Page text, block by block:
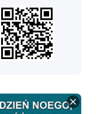
świadectwa z
odc. 762: Nie
świadectwa z